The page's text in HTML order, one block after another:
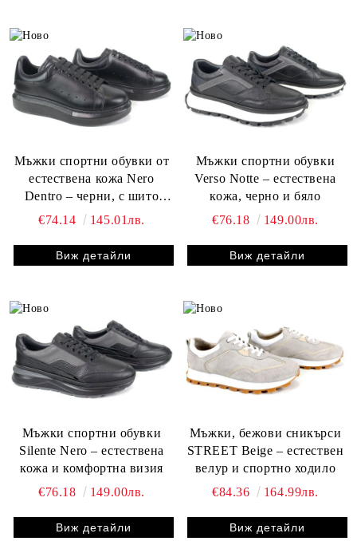
Мъжки спортни обувки от
естествена кожа Nero
Dentro – черни, с шито
ходило
€74.14 145.01лв.
Виж детайли
Мъжки спортни обувки
Verso Notte – естествена
кожа, черно и бяло
€76.18
149.00лв.
Виж детайли
Мъжки спортни обувки
Silente Nero – естествена
кожа и комфортна визия
€76.18
149.00лв.
Виж детайли
Мъжки, бежови сникърси
STREET Beige – естествен
велур и спортно ходило
€84.36
164.99лв.
Виж детайли